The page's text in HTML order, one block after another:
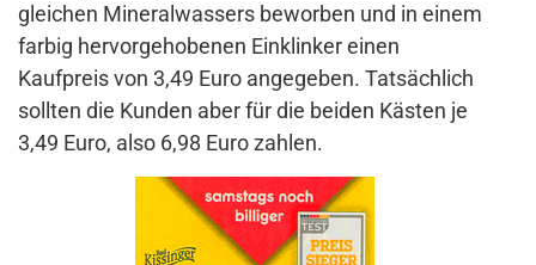
gleichen Mineralwassers beworben und in einem
farbig hervorgehobenen Einklinker einen
Kaufpreis von 3,49 Euro angegeben. Tatsächlich
sollten die Kunden aber für die beiden Kästen je
3,49 Euro, also 6,98 Euro zahlen.